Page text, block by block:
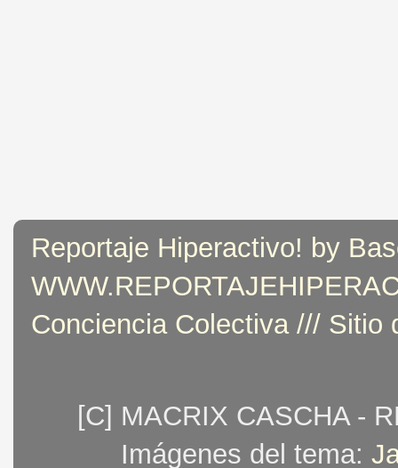
Reportaje Hiperactivo! by
Conciencia Colectiva /// Sitio
[C] MACRIX CASCHA -
Imágenes del tema: